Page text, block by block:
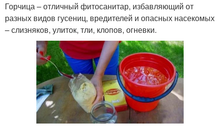
Горчица – отличный фитосанитар, избавляющий от
разных видов гусениц, вредителей и опасных насекомых
– слизняков, улиток, тли, клопов, огневки.